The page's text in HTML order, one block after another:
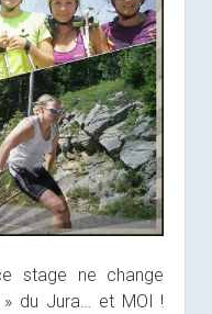
stage ne change
du Jura… et MOI !